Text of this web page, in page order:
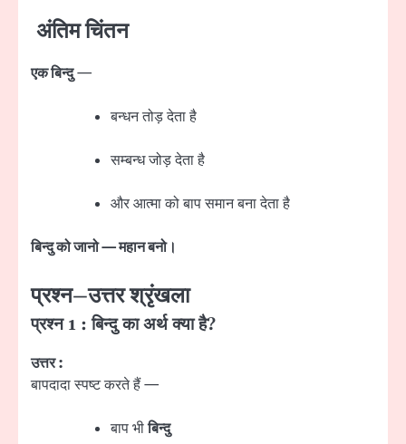
अंतिम चिंतन
एक बिन्दु—
बन्धन तोड़ देता है
सम्बन्ध जोड़ देता है
और आत्मा को बाप समान बना देता है
बिन्दु को जानो — महान बनो।
प्रश्न–उत्तर श्रृंखला
प्रश्न 1 : बिन्दु का अर्थ क्या है?
उत्तर :
बापदादा स्पष्ट करते हैं —
बाप भीबिन्दु